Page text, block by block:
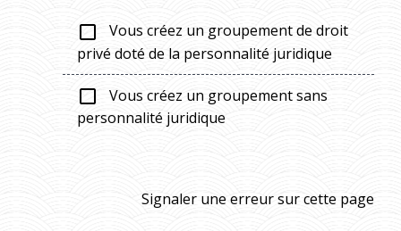
check_box_outline_blank
Vous créez un groupement de droit
privé doté de la personnalité juridique
check_box_outline_blank
Vous créez un groupement sans
personnalité juridique
Signaler une erreur sur cette page